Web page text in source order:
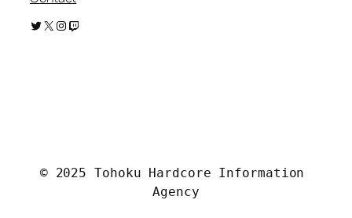
Twitter
X Instagram
Twitch
© 2025 Tohoku Hardcore Information
Agency